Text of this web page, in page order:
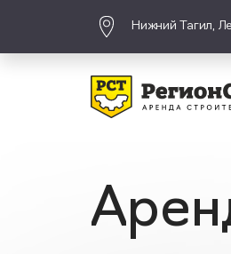
Нижний Тагил,